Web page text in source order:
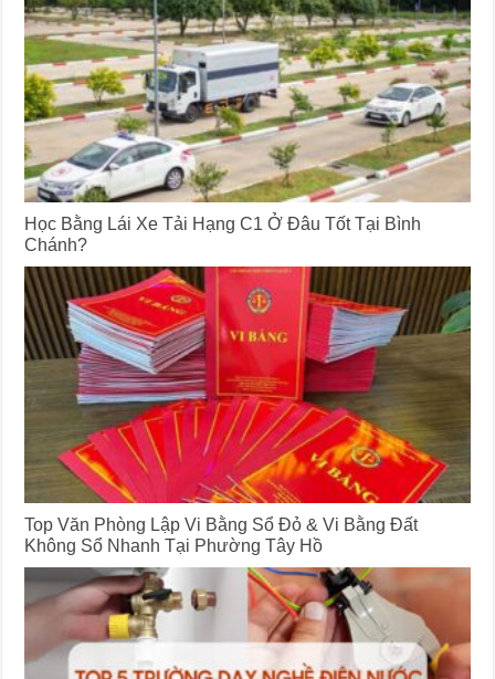
Học Bằng Lái Xe Tải Hạng C1 Ở Đâu Tốt Tại Bình
Chánh?
Top Văn Phòng Lập Vi Bằng Sổ Đỏ & Vi Bằng Đất
Không Sổ Nhanh Tại Phường Tây Hồ